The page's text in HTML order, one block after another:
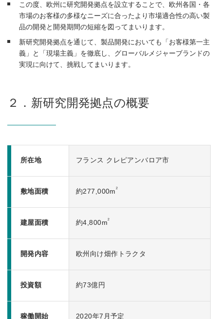
この度、欧州に研究開発拠点を設立することで、欧州各国・各
市場のお客様の多様なニーズに合ったより市場適合性の高い製
品の開発と開発期間の短縮を図ってまいります。
新研究開発拠点を通じて、製品開発においても「お客様第一主
義」と「現場主義」を徹底し、グローバルメジャーブランドの
実現に向けて、挑戦してまいります。
２．新研究開発拠点の概要
所在地 フランス クレピアンバロア市
敷地面積 約277,000m 2
建屋面積 約4,800m2
開発内容 欧州向け畑作トラクタ
投資額 約73億円
稼働開始 2020年7月予定